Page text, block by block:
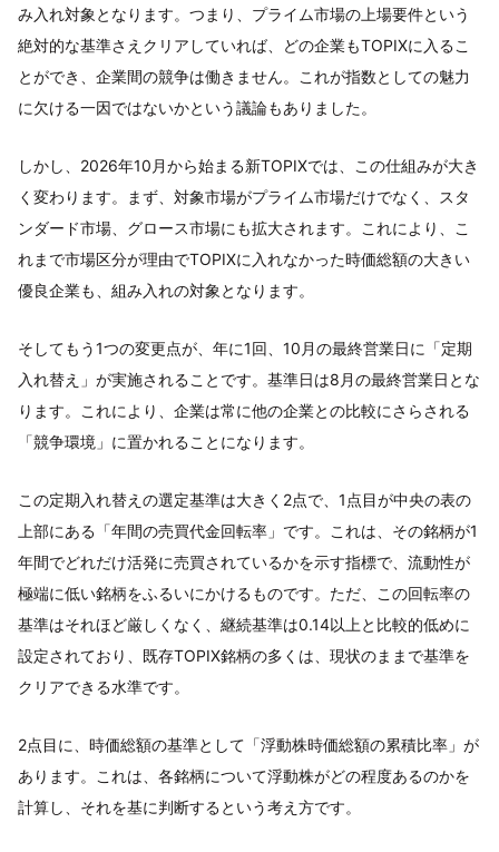
み入れ対象となります。つまり、プライム市場の上場要件という
絶対的な基準さえクリアしていれば、どの企業もTOPIXに入るこ
とができ、企業間の競争は働きません。これが指数としての魅力
に欠ける一因ではないかという議論もありました。
しかし、2026年10月から始まる新TOPIXでは、この仕組みが大き
く変わります。まず、対象市場がプライム市場だけでなく、スタ
ンダード市場、グロース市場にも拡大されます。これにより、こ
れまで市場区分が理由でTOPIXに入れなかった時価総額の大きい
優良企業も、組み入れの対象となります。
そしてもう1つの変更点が、年に1回、10月の最終営業日に「定期
入れ替え」が実施されることです。基準日は8月の最終営業日とな
ります。これにより、企業は常に他の企業との比較にさらされる
「競争環境」に置かれることになります。
この定期入れ替えの選定基準は大きく2点で、1点目が中央の表の
上部にある「年間の売買代金回転率」です。これは、その銘柄が1
年間でどれだけ活発に売買されているかを示す指標で、流動性が
極端に低い銘柄をふるいにかけるものです。ただ、この回転率の
基準はそれほど厳しくなく、継続基準は0.14以上と比較的低めに
設定されており、既存TOPIX銘柄の多くは、現状のままで基準を
クリアできる水準です。
2点目に、時価総額の基準として「浮動株時価総額の累積比率」が
あります。これは、各銘柄について浮動株がどの程度あるのかを
計算し、それを基に判断するという考え方です。